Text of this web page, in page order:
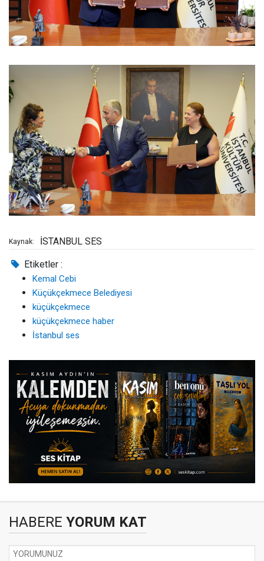
Kaynak: İSTANBUL SES
Etiketler :
Kemal Cebi
Küçükçekmece Belediyesi
küçükçekmece
küçükçekmece haber
İstanbul ses
HABERE YORUM KAT